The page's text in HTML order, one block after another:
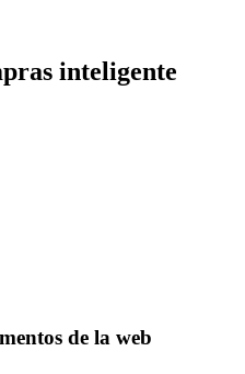
inteligente
de la web